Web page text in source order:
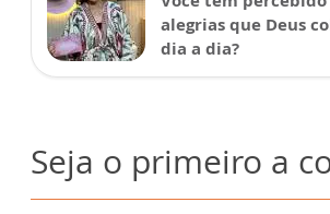
alegrias que Deus
dia a dia?
Seja o primeiro a